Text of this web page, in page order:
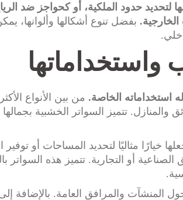
لتحديد حدود الملكية، أو كحواجز ضد
بفضل تنوع أشكالها وألوانها،
واستخداماتها
استخداماته الخاصة. من بين الأنواع
تتميز السواتر الخشبية
خيارًا مثاليًا لتحديد المساحات أو
أو التجارية. تتميز هذه السواتر
المنشآت والمرافق العامة. بالإضافة